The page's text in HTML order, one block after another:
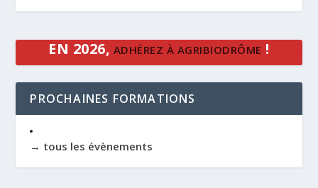
EN 2026, ADHÉREZ À AGRIBIODRÔME !
PROCHAINES FORMATIONS
→ tous les évènements